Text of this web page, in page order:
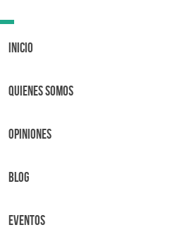
Toggle
Inicio
Quienes Somos
OPINIONES
BLOG
Eventos